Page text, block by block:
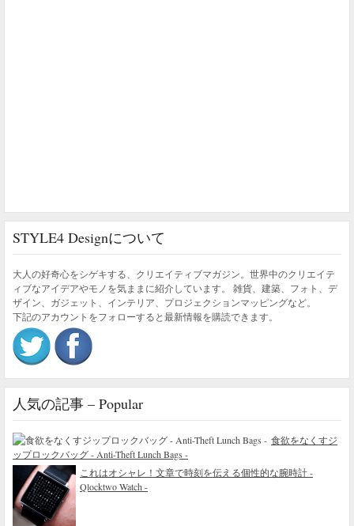
STYLE4 Designについて
大人の好奇心をシゲキする、クリエイティブマガジン。世界中のクリエイテ
ィブなアイデアやモノを気ままに紹介しています。 雑貨、建築、フォト、デ
ザイン、ガジェット、インテリア、プロジェクションマッピングなど。
下記のアカウントをフォローすると最新情報を購読できます。
人気の記事 – Popular
食欲をなくすジ
ップロックバッグ - Anti-Theft Lunch Bags -
これはオシャレ！文章で時刻を伝える個性的な腕時計 -
Qlocktwo Watch -